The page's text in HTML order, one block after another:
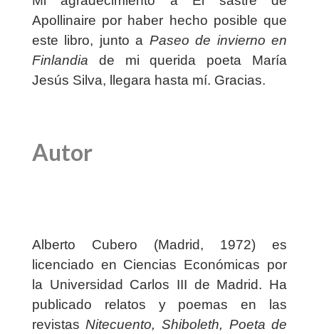
Apollinaire por haber hecho posible que
este libro, junto a Paseo de invierno en
Finlandia de mi querida poeta María
Jesús Silva, llegara hasta mí. Gracias.
Autor
Alberto Cubero (Madrid, 1972) es
licenciado en Ciencias Económicas por
la Universidad Carlos III de Madrid. Ha
publicado relatos y poemas en las
revistasNitecuento, Shiboleth, Poeta de